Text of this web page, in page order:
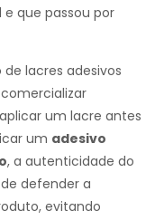
que passou por
lacres adesivos
um lacre antes
um adesivo
, a autenticidade do
defender a
evitando